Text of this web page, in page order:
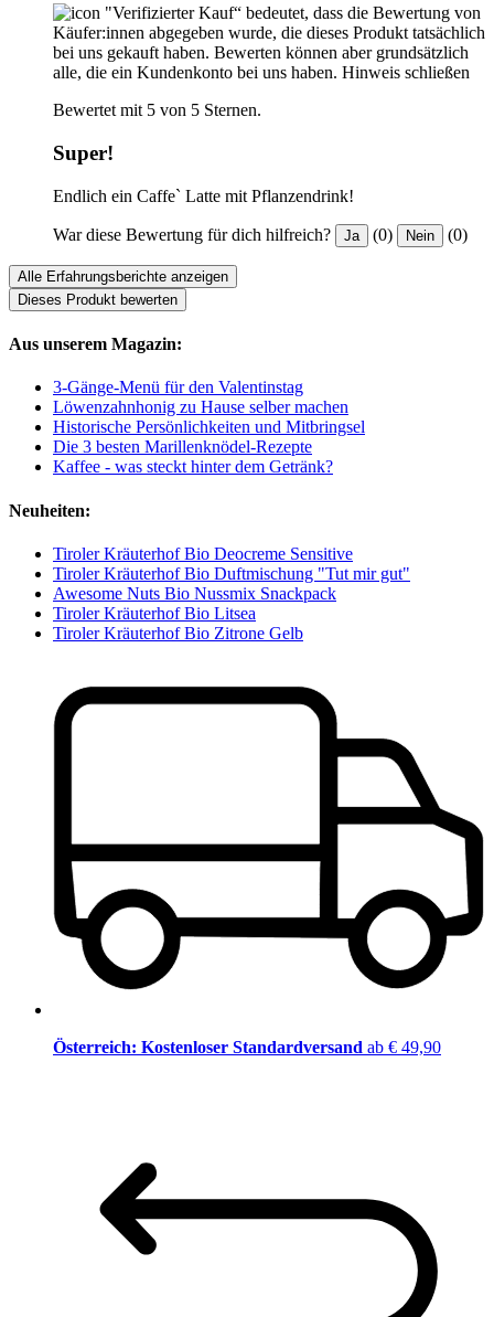
"Verifizierter Kauf“ bedeutet, dass die Bewertung von
Käufer:innen abgegeben wurde, die dieses Produkt tatsächlich
bei uns gekauft haben. Bewerten können aber grundsätzlich
alle, die ein Kundenkonto bei uns haben. Hinweis schließen
Bewertet mit 5 von 5 Sternen.
Super!
Endlich ein Caffe` Latte mit Pflanzendrink!
War diese Bewertung für dich hilfreich? Ja (0) Nein (0)
Alle Erfahrungsberichte anzeigen
Dieses Produkt bewerten
Aus unserem Magazin:
3-Gänge-Menü für den Valentinstag
Löwenzahnhonig zu Hause selber machen
Historische Persönlichkeiten und Mitbringsel
Die 3 besten Marillenknödel-Rezepte
Kaffee - was steckt hinter dem Getränk?
Neuheiten:
Tiroler Kräuterhof Bio Deocreme Sensitive
Tiroler Kräuterhof Bio Duftmischung "Tut mir gut"
Awesome Nuts Bio Nussmix Snackpack
Tiroler Kräuterhof Bio Litsea
Tiroler Kräuterhof Bio Zitrone Gelb
Österreich: Kostenloser Standardversand ab € 49,90